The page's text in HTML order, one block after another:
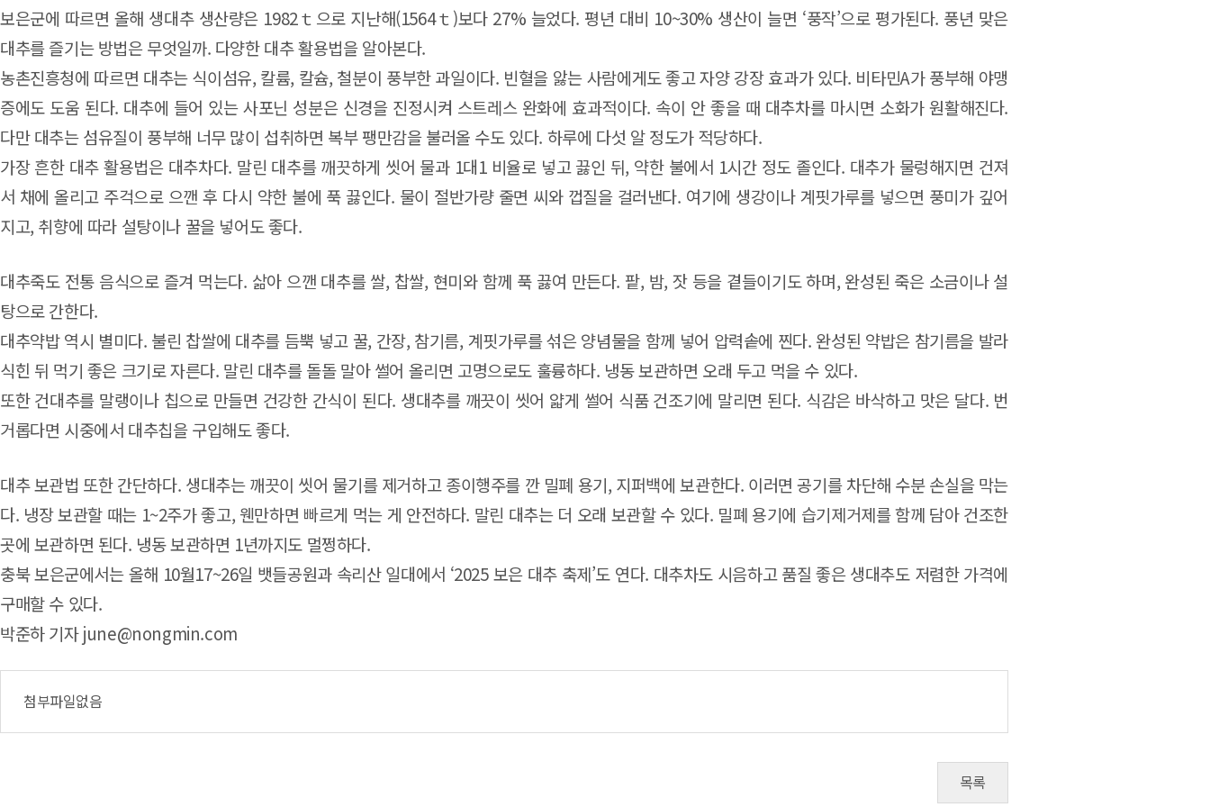
보은군에 따르면 올해 생대추 생산량은 1982ｔ으로 지난해(1564ｔ)보다 27% 늘었다. 평년 대비 10~30% 생산이 늘면 ‘풍작’으로 평가된다. 풍년 맞은
대추를 즐기는 방법은 무엇일까. 다양한 대추 활용법을 알아본다.
농촌진흥청에 따르면 대추는 식이섬유, 칼륨, 칼슘, 철분이 풍부한 과일이다. 빈혈을 앓는 사람에게도 좋고 자양 강장 효과가 있다. 비타민A가 풍부해 야맹
증에도 도움 된다. 대추에 들어 있는 사포닌 성분은 신경을 진정시켜 스트레스 완화에 효과적이다. 속이 안 좋을 때 대추차를 마시면 소화가 원활해진다.
다만 대추는 섬유질이 풍부해 너무 많이 섭취하면 복부 팽만감을 불러올 수도 있다. 하루에 다섯 알 정도가 적당하다.
가장 흔한 대추 활용법은 대추차다. 말린 대추를 깨끗하게 씻어 물과 1대1 비율로 넣고 끓인 뒤, 약한 불에서 1시간 정도 졸인다. 대추가 물렁해지면 건져
서 채에 올리고 주걱으로 으깬 후 다시 약한 불에 푹 끓인다. 물이 절반가량 줄면 씨와 껍질을 걸러낸다. 여기에 생강이나 계핏가루를 넣으면 풍미가 깊어
지고, 취향에 따라 설탕이나 꿀을 넣어도 좋다.
대추죽도 전통 음식으로 즐겨 먹는다. 삶아 으깬 대추를 쌀, 찹쌀, 현미와 함께 푹 끓여 만든다. 팥, 밤, 잣 등을 곁들이기도 하며, 완성된 죽은 소금이나 설
탕으로 간한다.
대추약밥 역시 별미다. 불린 찹쌀에 대추를 듬뿍 넣고 꿀, 간장, 참기름, 계핏가루를 섞은 양념물을 함께 넣어 압력솥에 찐다. 완성된 약밥은 참기름을 발라
식힌 뒤 먹기 좋은 크기로 자른다. 말린 대추를 돌돌 말아 썰어 올리면 고명으로도 훌륭하다. 냉동 보관하면 오래 두고 먹을 수 있다.
또한 건대추를 말랭이나 칩으로 만들면 건강한 간식이 된다. 생대추를 깨끗이 씻어 얇게 썰어 식품 건조기에 말리면 된다. 식감은 바삭하고 맛은 달다. 번
거롭다면 시중에서 대추칩을 구입해도 좋다.
대추 보관법 또한 간단하다. 생대추는 깨끗이 씻어 물기를 제거하고 종이행주를 깐 밀폐 용기, 지퍼백에 보관한다. 이러면 공기를 차단해 수분 손실을 막는
다. 냉장 보관할 때는 1~2주가 좋고, 웬만하면 빠르게 먹는 게 안전하다. 말린 대추는 더 오래 보관할 수 있다. 밀폐 용기에 습기제거제를 함께 담아 건조한
곳에 보관하면 된다. 냉동 보관하면 1년까지도 멀쩡하다.
충북 보은군에서는 올해 10월17~26일 뱃들공원과 속리산 일대에서 ‘2025 보은 대추 축제’도 연다. 대추차도 시음하고 품질 좋은 생대추도 저렴한 가격에
구매할 수 있다.
박준하 기자 june@nongmin.com
첨부파일없음
목록